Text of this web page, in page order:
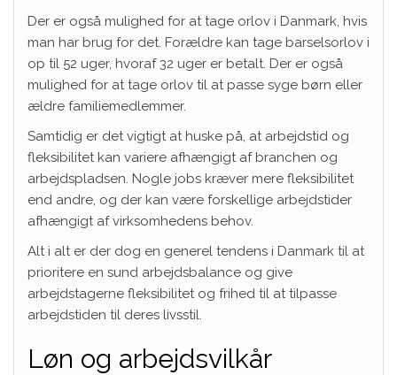
Der er også mulighed for at tage orlov i Danmark, hvis
man har brug for det. Forældre kan tage barselsorlov i
op til 52 uger, hvoraf 32 uger er betalt. Der er også
mulighed for at tage orlov til at passe syge børn eller
ældre familiemedlemmer.
Samtidig er det vigtigt at huske på, at arbejdstid og
fleksibilitet kan variere afhængigt af branchen og
arbejdspladsen. Nogle jobs kræver mere fleksibilitet
end andre, og der kan være forskellige arbejdstider
afhængigt af virksomhedens behov.
Alt i alt er der dog en generel tendens i Danmark til at
prioritere en sund arbejdsbalance og give
arbejdstagerne fleksibilitet og frihed til at tilpasse
arbejdstiden til deres livsstil.
Løn og arbejdsvilkår